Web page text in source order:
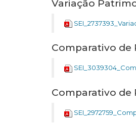
Variação
Comparativo de
Comparativo de